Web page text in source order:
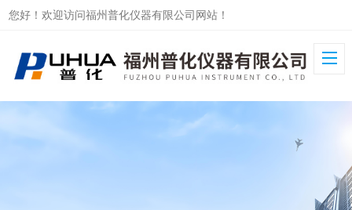
您好！欢迎访问福州普化仪器有限公司网站！